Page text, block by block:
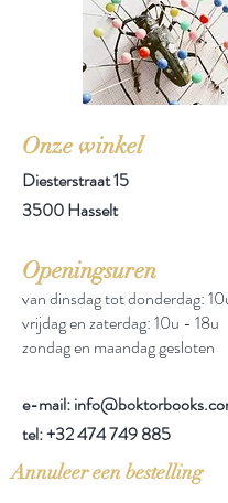
Onze winkel
Diesterstraat 15
3500 Hasselt
Openingsuren
van dinsdag tot donderdag:
vrijdag en zaterdag: 10u - 18u
zondag en maandag gesloten
e-mail:
tel:+32 474 749 885
Annuleer een bestelling